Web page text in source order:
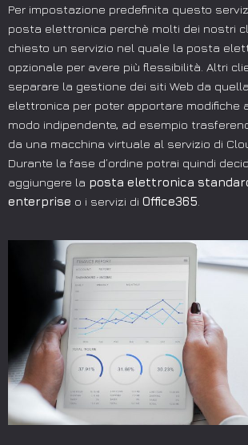
Per impostazione predefinita questo
posta elettronica perchè molti dei nostri
chiesto un servizio nel quale la posta
opzionale per avere più flessibilità. Altri
separare la gestione dei siti Web da
elettronica per poter apportare modifiche
modo indipendente, ad esempio
da una macchina virtuale al servizio di
Durante la fase d’ordine potrai quindi
aggiungere la posta elettronica
enterprise o i servizi di Office365